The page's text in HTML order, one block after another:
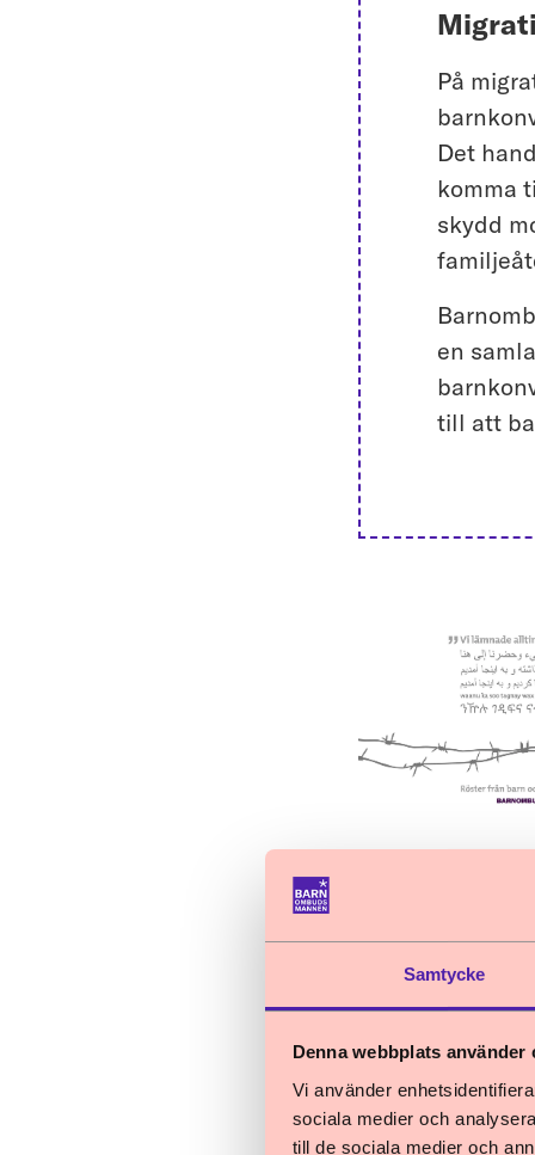
Samtycke
Denna webbplats använder
Vi använder
sociala medier och
till de sociala medier och
På
Det
komma
skydd
en
till att
Nyheter
Hur används
barn?